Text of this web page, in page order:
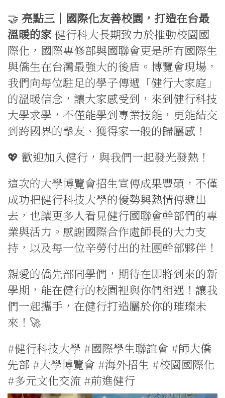
🤝 亮點三｜國際化友善校園，打造在台最
溫暖的家健行科大長期致力於推動校園國
際化，國際專修部與國聯會更是所有國際生
與僑生在台灣最強大的後盾。博覽會現場，
我們向每位駐足的學子傳遞「健行大家庭」
的溫暖信念，讓大家感受到，來到健行科技
大學求學，不僅能學到專業技能，更能結交
到跨國界的摯友、獲得家一般的歸屬感！
💖 歡迎加入健行，與我們一起發光發熱！
這次的大學博覽會招生宣傳成果豐碩，不僅
成功把健行科技大學的優勢與熱情傳遞出
去，也讓更多人看見健行國聯會幹部們的專
業與活力。感謝國際合作處師長的大力支
持，以及每一位辛勞付出的社團幹部夥伴！
親愛的僑先部同學們，期待在即將到來的新
學期，能在健行的校園裡與你們相遇！讓我
們一起攜手，在健行打造屬於你的璀璨未
來！🚀
#健行科技大學 #國際學生聯誼會 #師大僑
先部 #大學博覽會 #海外招生 #校園國際化
#多元文化交流 #前進健行